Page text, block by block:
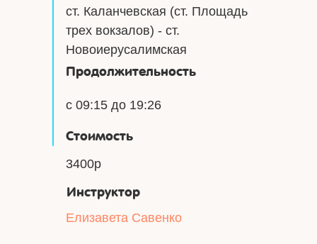
Стоимость
Продолжительность
3400р
с 09:15 до 19:26
ст. Каланчевская (ст. Площадь
трех вокзалов) - ст.
Новоиерусалимская
Инструктор
Елизавета Савенко